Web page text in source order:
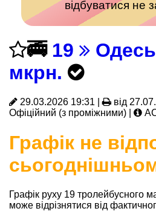
відбуватися не
🚎 19
мкрн.
29.03.2026 19:31 | від
Офіційний (з проміжними) |
Графік не
Графік руху 19 тролейбусного
може відрізнятися від